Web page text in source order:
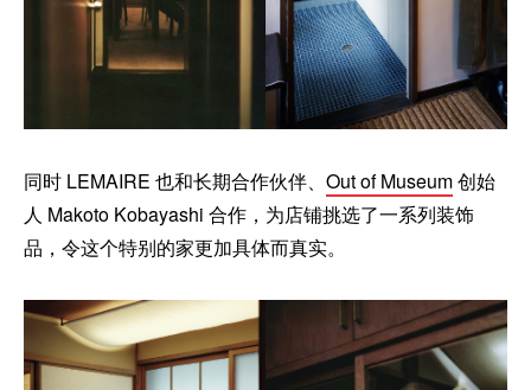
同时 LEMAIRE 也和长期合作伙伴、 Out of Museum创始
人 Makoto Kobayashi 合作，为店铺挑选了一系列装饰
品，令这个特别的家更加具体而真实。